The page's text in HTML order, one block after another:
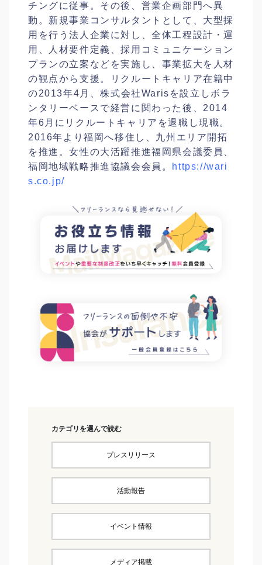
チングに従事。その後、営業企画部門へ異
動。新規事業コンサ ルタントとして、大型採
用を行う法人企業に対し、全体工 程設計・運
用、人材要件定義、採用コミュニケーション
プランの立案などを実施し、事業拡大を人材
の観点から支援 。リクルートキャリア在籍中
の2013年4月、株式会社Warisを設立しボラ
ンタリーベースで経営に関わった 後、2014
年6月にリクルートキャリアを退職し現職。
2016年より福岡へ移住し、九州エリア開拓
を推進。女性の大活躍推進福岡県会議委員、
福岡地域戦略推進協議会会員。 https://wari
s.co.jp/
カテゴリを選んで読む
プレスリリース
活動報告
イベント情報
メディア掲載